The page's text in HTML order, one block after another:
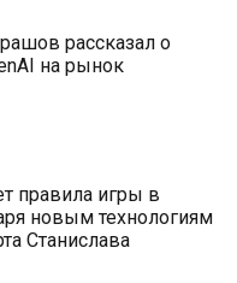
рассказал о
на рынок
правила игры в
новым технологиям
Станислава